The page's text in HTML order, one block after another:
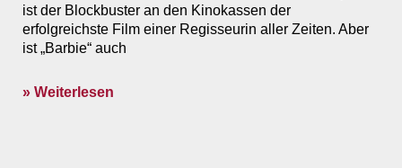
ist der Blockbuster an den Kinokassen der
erfolgreichste Film einer Regisseurin aller Zeiten. Aber
ist „Barbie“ auch
» Weiterlesen